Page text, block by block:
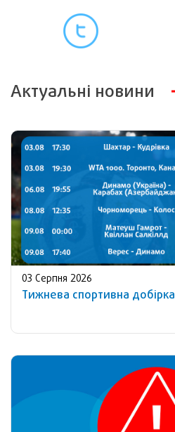
Актуальні новини
03 Серпня 2026
Тижнева спортивна добірка